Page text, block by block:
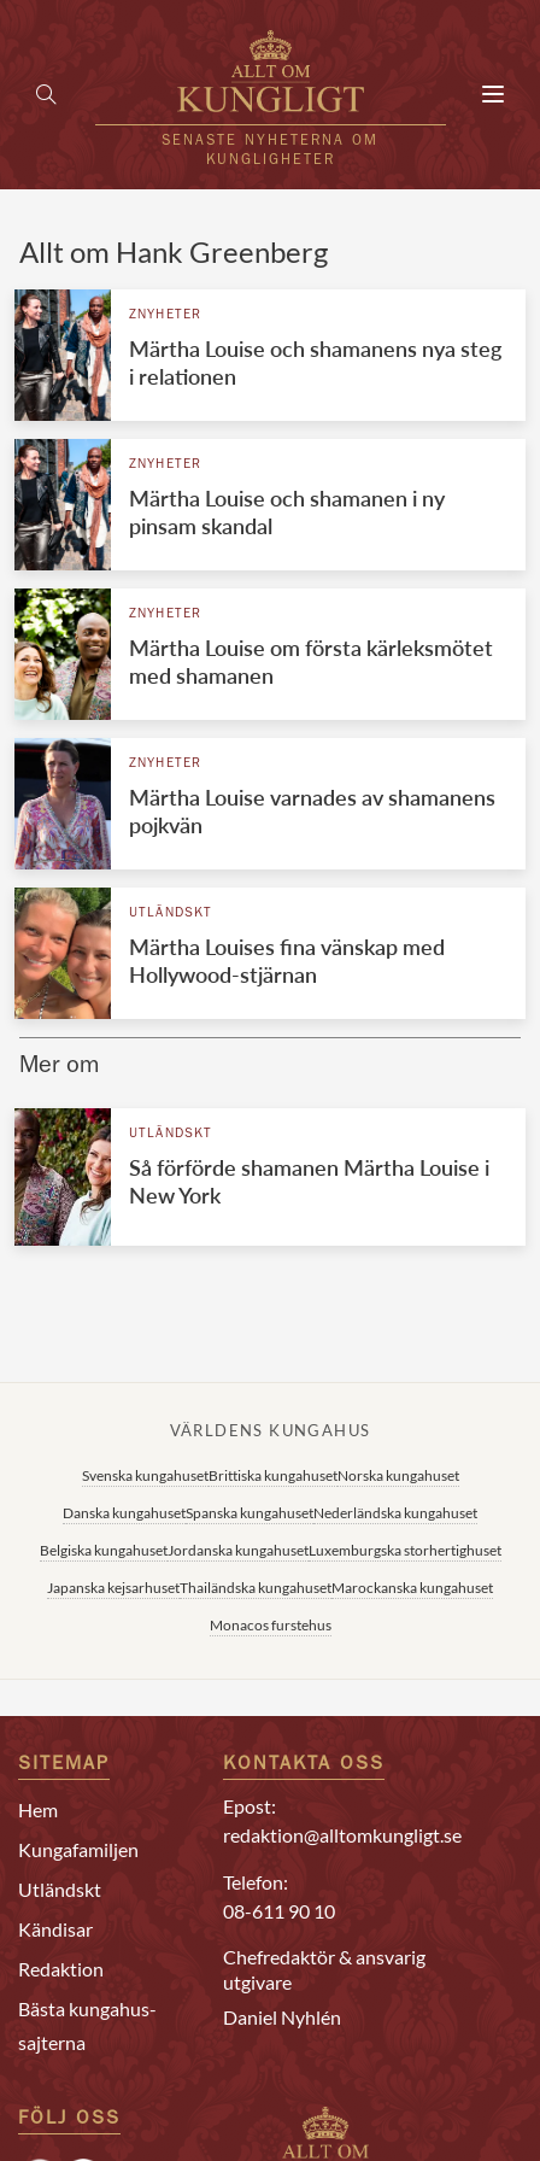
SENASTE NYHETERNA OM
KUNGLIGHETER
UTLÄNDSKT
VÄRLDENS KUNGAHUS
Svenska kungahuset
Brittiska kungahuset
Danska kungahuset
Jordanska kungahuset
Luxemburgska storhertighuset
Japanska kejsarhuset
Thailändska kungahuset
Marockanska kungahuset
REDAKTION
Allt om Hank Greenberg
ZNYHETER
Märtha Louise och shamanens nya steg
i relationen
ZNYHETER
Märtha Louise och shamanen i ny
pinsam skandal
ZNYHETER
Märtha Louise om första kärleksmötet
med shamanen
ZNYHETER
Märtha Louise varnades av shamanens
pojkvän
UTLÄNDSKT
Märtha Louises fina vänskap med
Hollywood-stjärnan
Mer om
UTLÄNDSKT
Så förförde shamanen Märtha Louise i
New York
VÄRLDENS KUNGAHUS
Svenska kungahusetBrittiska kungahusetNorska kungahuset
Danska kungahusetSpanska kungahusetNederländska kungahuset
Belgiska kungahusetJordanska kungahusetLuxemburgska storhertighuset
Japanska kejsarhusetThailändska kungahusetMarockanska kungahuset
Monacos furstehus
SITEMAP
Hem
Kungafamiljen
Utländskt
Kändisar
Redaktion
Bästa kungahus-
sajterna
KONTAKTA OSS
Epost:
redaktion@alltomkungligt.se
Telefon:
08-611 90 10
Chefredaktör & ansvarig
utgivare
Daniel Nyhlén
FÖLJ OSS